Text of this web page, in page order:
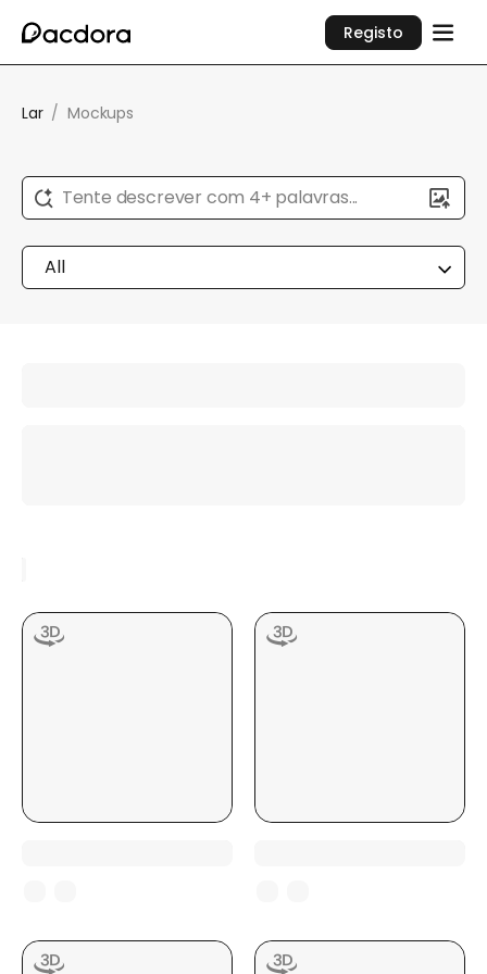
Registo
Lar / Mockups
Tente descrever com 4+ palavras...
All